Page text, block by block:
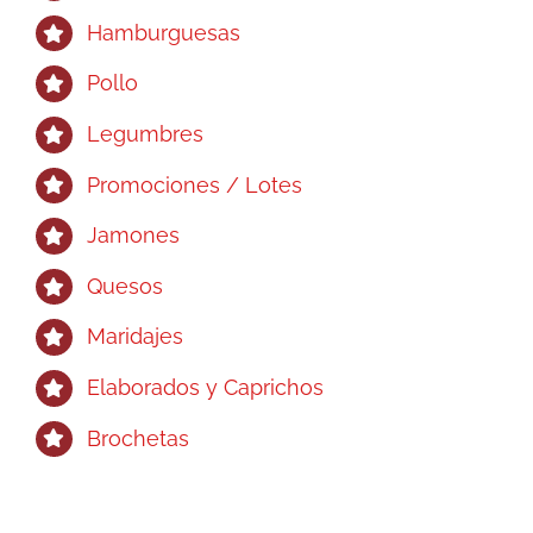
Hamburguesas
Pollo
Legumbres
Promociones / Lotes
Jamones
Quesos
Maridajes
Elaborados y Caprichos
Brochetas